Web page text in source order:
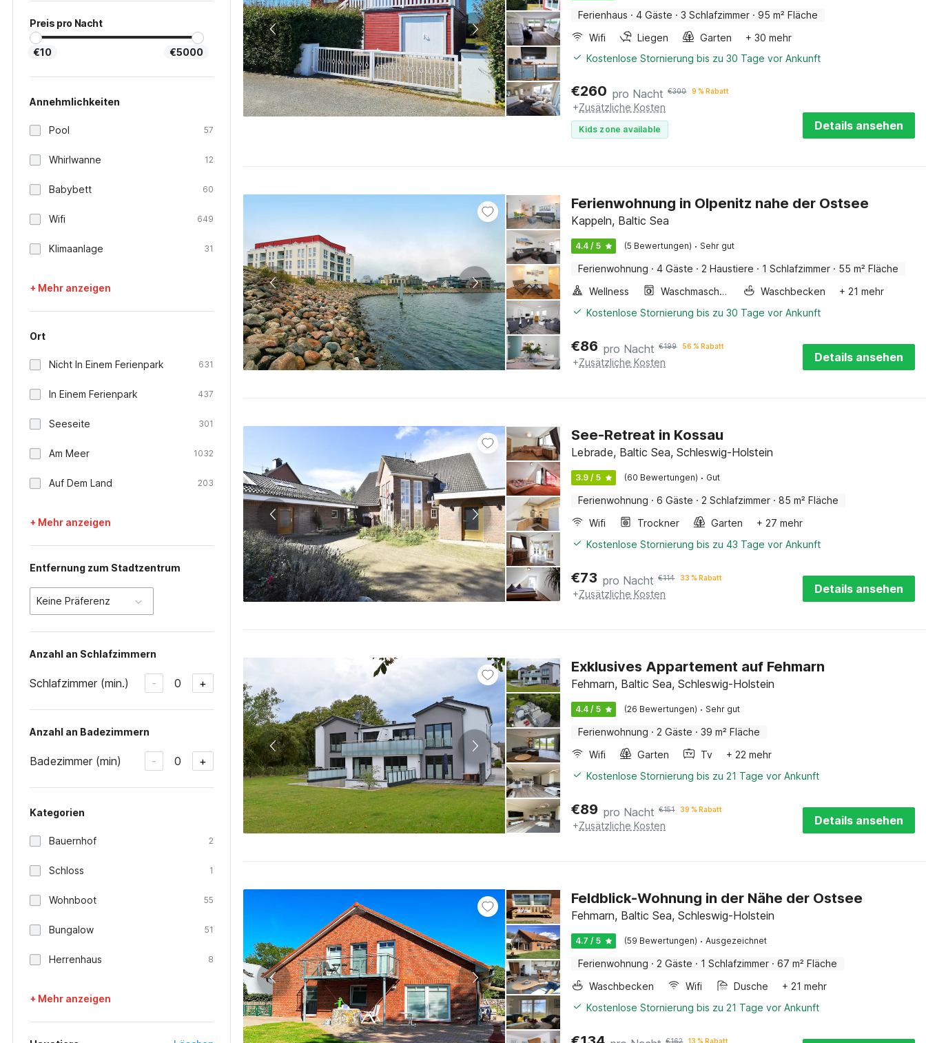
Preis pro Nacht
€10 €5000
Annehmlichkeiten
Pool 57
Whirlwanne 12
Babybett 60
Wifi 649
Klimaanlage 31
+ Mehr anzeigen
Ort
Nicht In Einem Ferienpark 631
In Einem Ferienpark 437
Seeseite 301
Am Meer 1032
Auf Dem Land 203
+ Mehr anzeigen
Entfernung zum Stadtzentrum
Keine Präferenz
Anzahl an Schlafzimmern
Schlafzimmer (min.) - 0 +
Anzahl an Badezimmern
Badezimmer (min) - 0 +
Kategorien
Bauernhof 2
Schloss 1
Wohnboot 55
Bungalow 51
Herrenhaus 8
+ Mehr anzeigen
Ferienhaus · 4 Gäste · 3 Schlafzimmer · 95 m² Fläche
Wifi
Liegen Garten
+ 30 mehr
Kostenlose Stornierung bis zu 30 Tage vor Ankunft
€260 pro Nacht €300 9 % Rabatt
+Zusätzliche Kosten
Kids zone available Details ansehen
Ferienwohnung in Olpenitz nahe der Ostsee
Kappeln, Baltic Sea
4.4 / 5 (5 Bewertungen) · Sehr gut
Ferienwohnung · 4 Gäste · 2 Haustiere · 1 Schlafzimmer · 55 m² Fläche
Wellness
Waschmaschine Waschbecken
+ 21 mehr
Kostenlose Stornierung bis zu 30 Tage vor Ankunft
€86 pro Nacht €199 56 % Rabatt
+Zusätzliche Kosten Details ansehen
See-Retreat in Kossau
Lebrade, Baltic Sea, Schleswig-Holstein
3.9 / 5 (60 Bewertungen) · Gut
Ferienwohnung · 6 Gäste · 2 Schlafzimmer · 85 m² Fläche
Wifi
Trockner Garten
+ 27 mehr
Kostenlose Stornierung bis zu 43 Tage vor Ankunft
€73 pro Nacht €114 33 % Rabatt
+Zusätzliche Kosten Details ansehen
Exklusives Appartement auf Fehmarn
Fehmarn, Baltic Sea, Schleswig-Holstein
4.4 / 5 (26 Bewertungen) · Sehr gut
Ferienwohnung · 2 Gäste · 39 m² Fläche
Wifi
Garten Tv
+ 22 mehr
Kostenlose Stornierung bis zu 21 Tage vor Ankunft
€89 pro Nacht €151 39 % Rabatt
+Zusätzliche Kosten Details ansehen
Feldblick-Wohnung in der Nähe der Ostsee
Fehmarn, Baltic Sea, Schleswig-Holstein
4.7 / 5 (59 Bewertungen) · Ausgezeichnet
Ferienwohnung · 2 Gäste · 1 Schlafzimmer · 67 m² Fläche
Waschbecken
Wifi Dusche
+ 21 mehr
Kostenlose Stornierung bis zu 21 Tage vor Ankunft
€162 13 % Rabatt